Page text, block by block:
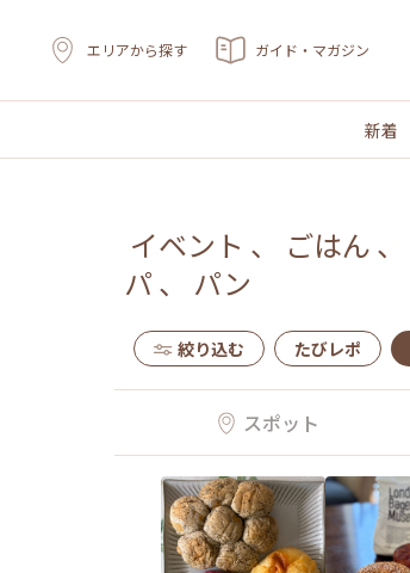
エリアから探す ガイド・マガジン
新着
イベント 、 ごはん 、
パ 、 パン
絞り込む たびレポ
スポット